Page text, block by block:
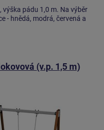
pádu 1,0 m. Na výběr
- hnědá, modrá, červená a
(v.p. 1,5 m)